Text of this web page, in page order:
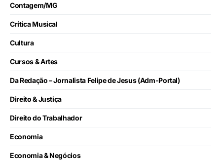
Contagem/MG
Crítica Musical
Cultura
Cursos & Artes
Da Redação – Jornalista Felipe de Jesus (Adm-Portal)
Direito & Justiça
Direito do Trabalhador
Economia
Economia & Negócios